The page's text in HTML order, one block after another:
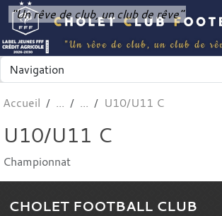
"Un rêve de club, un club de rêve"
Accueil U10/U11 C
U10/U11 C
Championnat
CHOLET FOOTBALL CLUB
Panneau de gestion des cookies